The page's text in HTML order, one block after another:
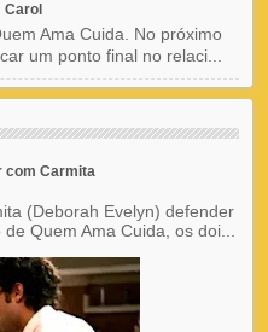
Ama Cuida. No próximo
um ponto final no relaci...
com Carmita
(Deborah Evelyn) defender
Quem Ama Cuida, os doi...